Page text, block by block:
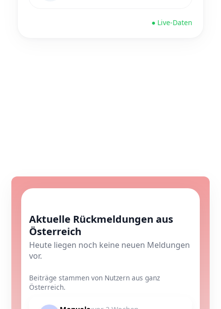
● Live-Daten
Aktuelle Rückmeldungen aus
Österreich
Heute liegen noch keine neuen Meldungen
vor.
Beiträge stammen von Nutzern aus ganz
Österreich.